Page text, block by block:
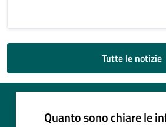
Tutte le notizie
Quanto sono chiare le